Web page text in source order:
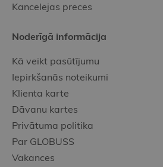
Kancelejas preces
Noderīgā informācija
Kā veikt pasūtījumu
Iepirkšanās noteikumi
Klienta karte
Dāvanu kartes
Privātuma politika
Par GLOBUSS
Vakances